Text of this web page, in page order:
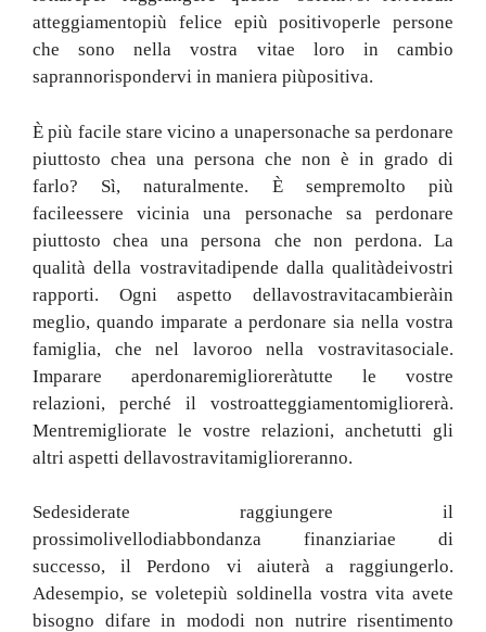
atteggiamentopiù felice epiù positivoperle persone
che sono nella vostra vitae loro in cambio
saprannorispondervi in maniera piùpositiva.
È più facile stare vicino a unapersonache sa perdonare
piuttosto chea una persona che non è in grado di
farlo? Sì,naturalmente. È sempremolto più
facileessere vicinia una personache sa perdonare
piuttosto chea una persona che non perdona.La
qualità della vostravitadipende dalla qualitàdeivostri
rapporti. Ogni aspetto dellavostravitacambieràin
meglio, quando imparate a perdonare sianella vostra
famiglia, chenel lavoroo nella vostravitasociale.
Imparare aperdonaremiglioreràtutte le vostre
relazioni, perché il vostroatteggiamentomigliorerà.
Mentremigliorate le vostre relazioni, anchetutti gli
altri aspetti dellavostravitamiglioreranno.
Sedesiderate raggiungere il
prossimolivellodiabbondanza finanziariae di
successo, ilPerdono vi aiuterà a raggiungerlo.
Adesempio,se voletepiù soldinella vostra vitaavete
bisogno difare in mododi non nutrire risentimento